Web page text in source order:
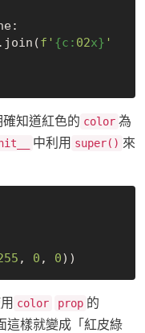
:
.join(f' {c: 02x} '
確知道紅色的 color 為
中利用 super() 來
, 0 , 0
color prop 的
這樣就變成「紅皮綠